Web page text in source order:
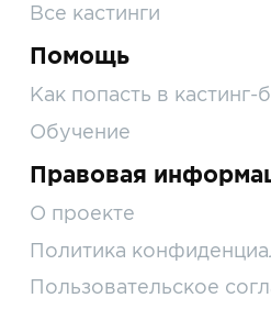
Все кастинги
Помощь
Как попасть в кастинг-
Обучение
Правовая
О проекте
Политика
Пользовательское